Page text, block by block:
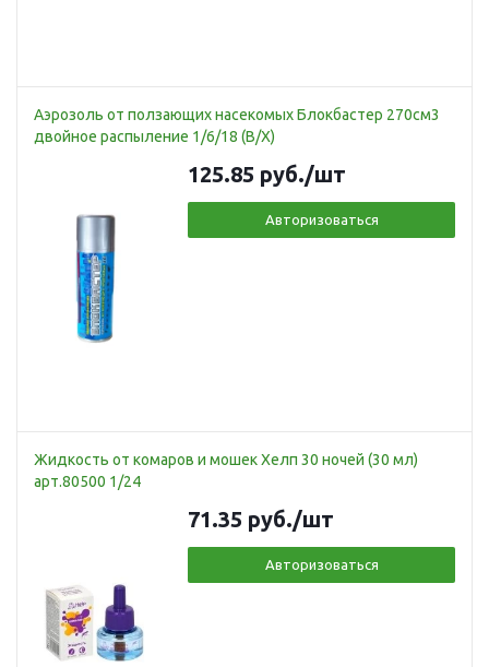
Аэрозоль от ползающих насекомых Блокбастер 270см3
двойное распыление 1/6/18 (В/Х)
125.85 руб./шт
Авторизоваться
Жидкость от комаров и мошек Хелп 30 ночей (30 мл)
арт.80500 1/24
71.35 руб./шт
Авторизоваться